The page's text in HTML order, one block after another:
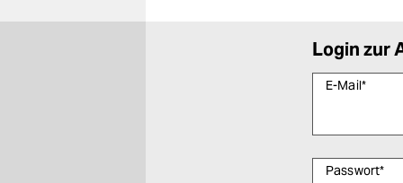
Login zur
E-Mail*
Passwort*